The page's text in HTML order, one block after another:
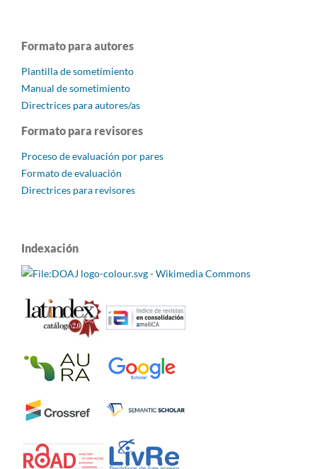
Formato para autores
Plantilla de sometimiento
Manual de sometimiento
Directrices para autores/as
Formato para revisores
Proceso de evaluación por pares
Formato de evaluación
Directrices para revisores
Indexación